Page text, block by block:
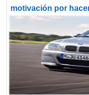
motivación por